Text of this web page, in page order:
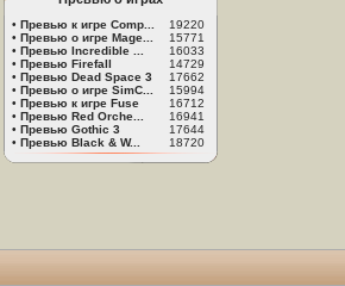
• Превью к игре Comp...
19220
• Превью о игре Mage...
15771
• Превью Incredible ...
16033
• Превью Firefall
14729
• Превью Dead Space 3
17662
• Превью о игре SimC...
15994
• Превью к игре Fuse
16712
• Превью Red Orche...
16941
• Превью Gothic 3
17644
• Превью Black & W... 18720